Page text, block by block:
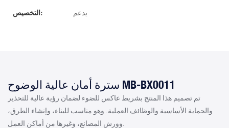
التخصيص: يدعم
سترة أمان عالية الوضوح MB-BX0011
تم تصميم هذا المنتج بشريط عاكس للضوء لضمان رؤية عالية للتحذير
والحماية الأساسية والوظائف العملية. وهو مناسب للبناء، وإنشاء الطرق،